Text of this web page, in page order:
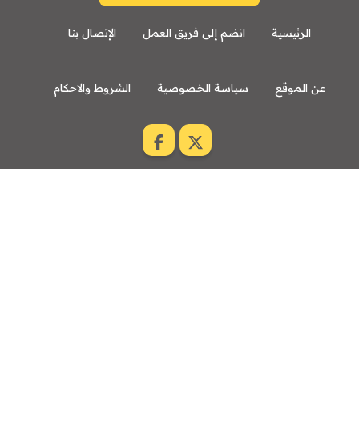
الرئيسية انضم إلى فريق العمل الإتصال بنا
عن الموقع سياسة الخصوصية الشروط والاحكام